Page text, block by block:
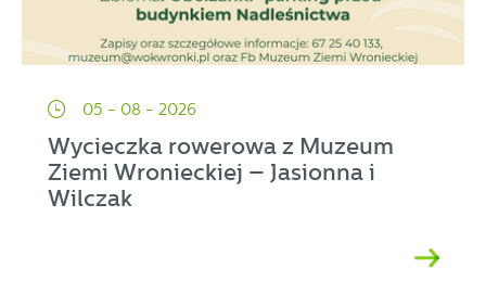
05 - 08 - 2026
Wycieczka rowerowa z Muzeum
Ziemi Wronieckiej – Jasionna i
Wilczak